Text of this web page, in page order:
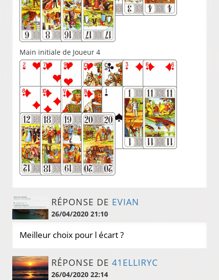
Main initiale de Joueur 4
RÉPONSE DE EVIAN
26/04/2020 21:10
Meilleur choix pour l écart ?
RÉPONSE DE 41ELLIRYC
26/04/2020 22:14